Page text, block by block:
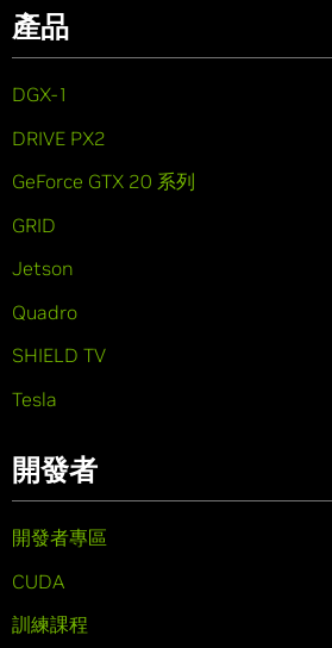
產品
DGX-1
DRIVE PX2
GeForce GTX 20 系列
GRID
Jetson
Quadro
SHIELD TV
Tesla
開發者
開發者專區
CUDA
訓練課程